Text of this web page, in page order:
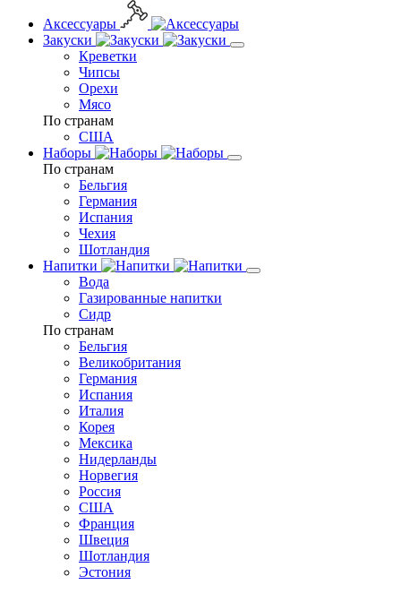
Аксессуары
Закуски
Креветки
Чипсы
Орехи
Мясо
По странам
США
Наборы
По странам
Бельгия
Германия
Испания
Чехия
Шотландия
Напитки
Вода
Газированные напитки
Сидр
По странам
Бельгия
Великобритания
Германия
Испания
Италия
Корея
Мексика
Нидерланды
Норвегия
Россия
США
Франция
Швеция
Шотландия
Эстония